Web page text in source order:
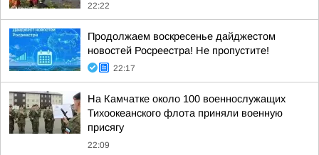
22:22
Продолжаем воскресенье дайджестом
новостей Росреестра! Не пропустите!
22:17
На Камчатке около 100 военнослужащих
Тихоокеанского флота приняли военную
присягу
22:09